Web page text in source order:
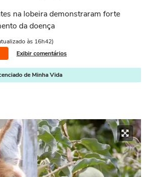
na lobeira demonstraram forte
da doença
às 16h42)
Exibir comentários
de Minha Vida